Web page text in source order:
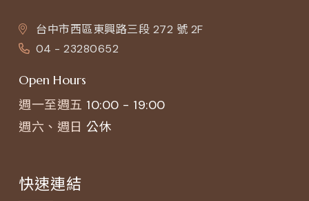
台中市西區東興路三段 272 號 2F
04 - 23280652
Open Hours
週一至週五 10:00 - 19:00
週六、週日 公休
快速連結